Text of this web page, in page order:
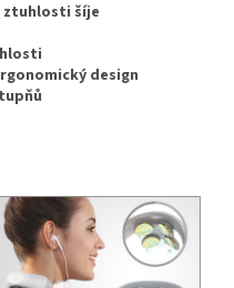
ztuhlosti šíje
design